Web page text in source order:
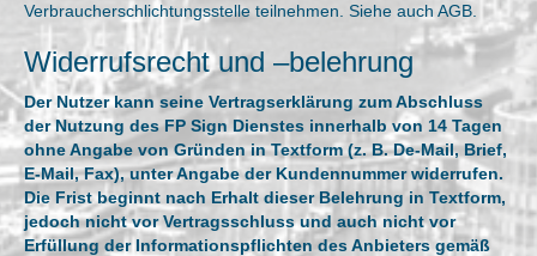
Verbraucherschlichtungsstelle teilnehmen. Siehe auch AGB.
Widerrufsrecht und –belehrung
Der Nutzer kann seine Vertragserklärung zum Abschluss
der Nutzung des FP Sign Dienstes innerhalb von 14 Tagen
ohne Angabe von Gründen in Textform (z. B. De-Mail, Brief,
E-Mail, Fax), unter Angabe der Kundennummer widerrufen.
Die Frist beginnt nach Erhalt dieser Belehrung in Textform,
jedoch nicht vor Vertragsschluss und auch nicht vor
Erfüllung der Informationspflichten des Anbieters gemäß